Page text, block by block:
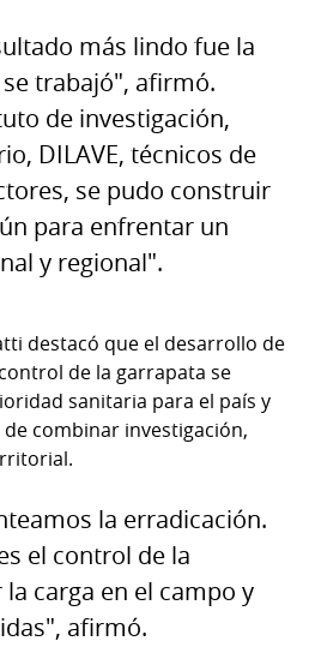
más lindo fue la
trabajó", afirmó.
de investigación,
DILAVE, técnicos de
se pudo construir
para enfrentar un
y regional".
destacó que el desarrollo de
de la garrapata se
sanitaria para el país y
combinar investigación,
la erradicación.
el control de la
carga en el campo y
afirmó.